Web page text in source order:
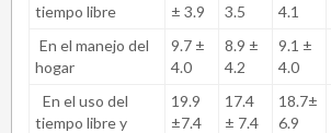
tiempo libre
± 3.9
3.5
4.1
En el manejo del
hogar
9.7 ±
4.0
8.9 ±
4.2
9.1 ±
4.0
En el uso del
tiempo libre y
19.9
±7.4
17.4
± 7.4
18.7±
6.9